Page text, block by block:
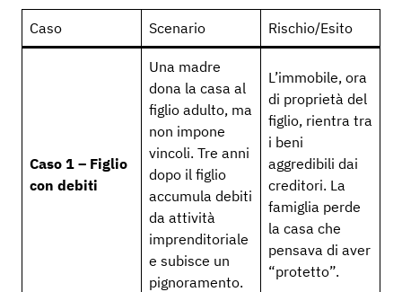
Caso Scenario Rischio/Esito
Caso 1 – Figlio
con debiti
Una madre
dona la casa al
figlio adulto, ma
non impone
vincoli. Tre anni
dopo il figlio
accumula debiti
da attività
imprenditoriale
e subisce un
pignoramento.
L’immobile, ora
di proprietà del
figlio, rientra tra
i beni
aggredibili dai
creditori. La
famiglia perde
la casa che
pensava di aver
“protetto”.